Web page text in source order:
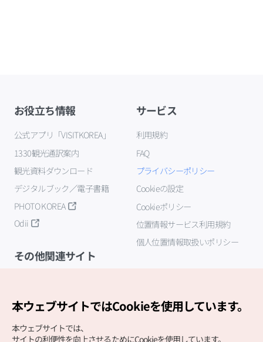
お役立ち情報
公式アプリ「VISITKOREA」
1330観光通訳案内
観光資料ダウンロード
デジタルブック／電子書籍
PHOTO KOREA
Odii
サービス
利用規約
FAQ
プライバシーポリシー
Cookieの設定
Cookieポリシー
位置情報サービス利用規約
個人位置情報取扱いポリシー
その他関連サイト
本ウェブサイトではCookieを使用しています。
本ウェブサイトでは、
サイトの利便性を向上させるためにCookieを使用しています。